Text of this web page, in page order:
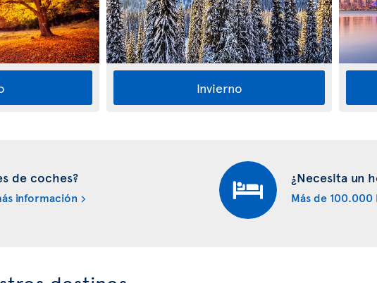
Invierno
de coches?
información
¿Necesita un
Más de